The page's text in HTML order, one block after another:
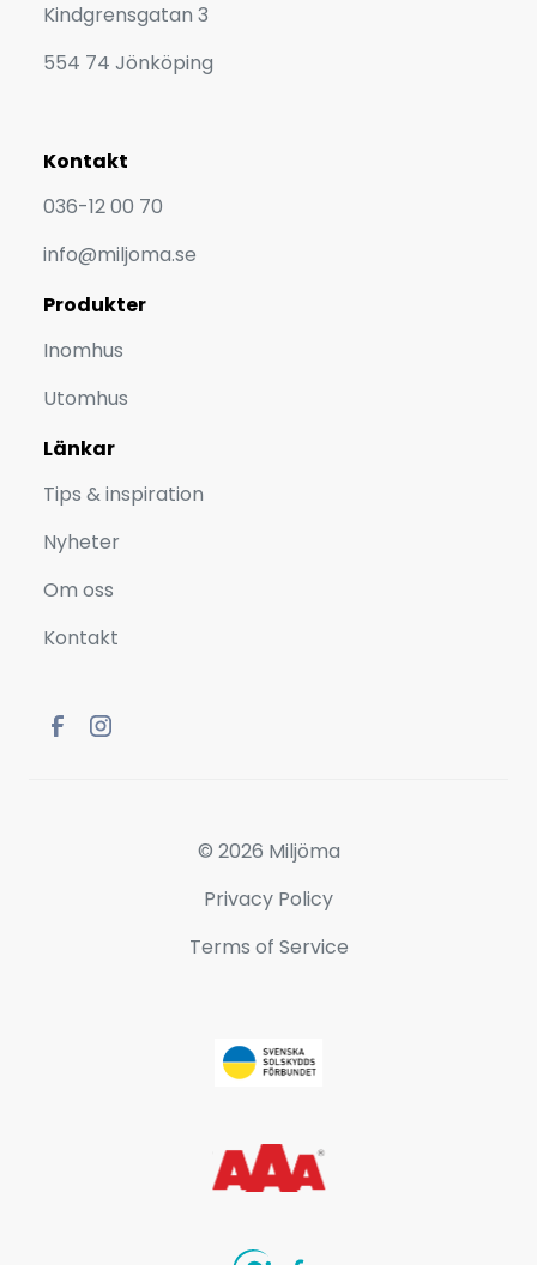
Kindgrensgatan 3
554 74 Jönköping
Kontakt
036-12 00 70
info@miljoma.se
Produkter
Inomhus
Utomhus
Länkar
Tips & inspiration
Nyheter
Om oss
Kontakt
© 2026 Miljöma
Privacy Policy
Terms of Service